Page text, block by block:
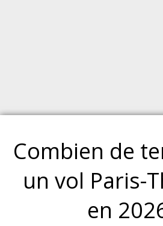
Combien de
un vol Paris-
en